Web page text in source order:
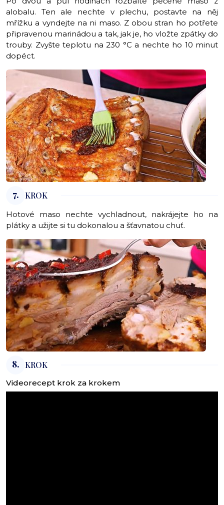
alobalu. Ten ale nechte v plechu, postavte na něj
mřížku a vyndejte na ni maso. Z obou stran ho potřete
připravenou marinádou a tak, jak je, ho vložte zpátky do
trouby. Zvyšte teplotu na 230 °C a nechte ho 10 minut
dopéct.
7. KROK
Hotové maso nechte vychladnout, nakrájejte ho na
plátky a užijte si tu dokonalou a šťavnatou chuť.
8. KROK
Videorecept krok za krokem